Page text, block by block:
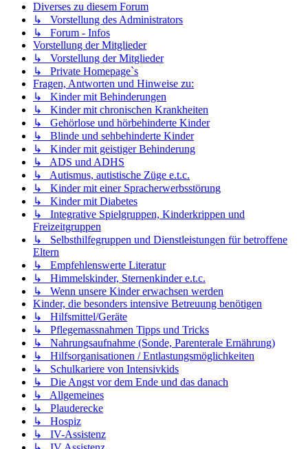
Diverses zu diesem Forum
↳ Vorstellung des Administrators
↳ Forum - Infos
Vorstellung der Mitglieder
↳ Vorstellung der Mitglieder
↳ Private Homepage`s
Fragen, Antworten und Hinweise zu:
↳ Kinder mit Behinderungen
↳ Kinder mit chronischen Krankheiten
↳ Gehörlose und hörbehinderte Kinder
↳ Blinde und sehbehinderte Kinder
↳ Kinder mit geistiger Behinderung
↳ ADS und ADHS
↳ Autismus, autistische Züge e.t.c.
↳ Kinder mit einer Spracherwerbsstörung
↳ Kinder mit Diabetes
↳ Integrative Spielgruppen, Kinderkrippen und
Freizeitgruppen
↳ Selbsthilfegruppen und Dienstleistungen für betroffene
Eltern
↳ Empfehlenswerte Literatur
↳ Himmelskinder, Sternenkinder e.t.c.
↳ Wenn unsere Kinder erwachsen werden
Kinder, die besonders intensive Betreuung benötigen
↳ Hilfsmittel/Geräte
↳ Pflegemassnahmen Tipps und Tricks
↳ Nahrungsaufnahme (Sonde, Parenterale Ernährung)
↳ Hilfsorganisationen / Entlastungsmöglichkeiten
↳ Schulkariere von Intensivkids
↳ Die Angst vor dem Ende und das danach
↳ Allgemeines
↳ Plauderecke
↳ Hospiz
↳ IV-Assistenz